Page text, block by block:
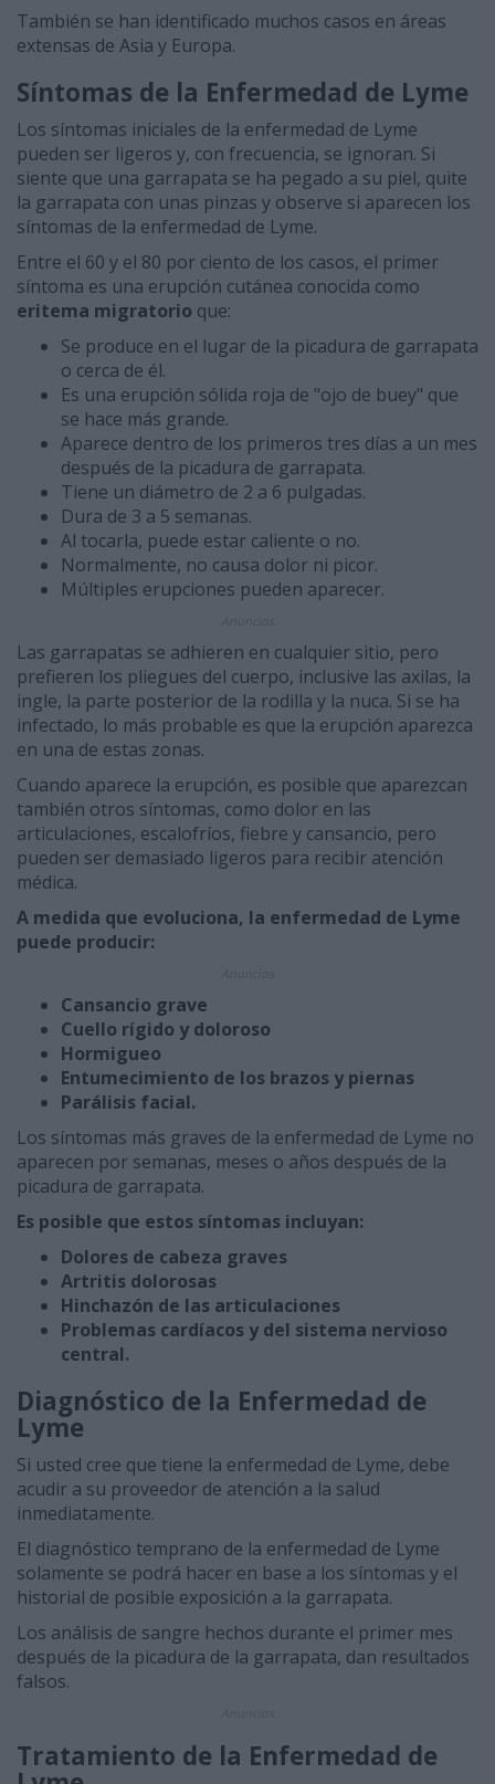
También se han identificado muchos casos en áreas
extensas de Asia y Europa.
Síntomas de la Enfermedad de Lyme
Los síntomas iniciales de la enfermedad de Lyme
pueden ser ligeros y, con frecuencia, se ignoran. Si
siente que una garrapata se ha pegado a su piel, quite
la garrapata con unas pinzas y observe si aparecen los
síntomas de la enfermedad de Lyme.
Entre el 60 y el 80 por ciento de los casos, el primer
síntoma es una erupción cutánea conocida como
eritema migratorio que:
Se produce en el lugar de la picadura de garrapata
o cerca de él.
Es una erupción sólida roja de "ojo de buey" que
se hace más grande.
Aparece dentro de los primeros tres días a un mes
después de la picadura de garrapata.
Tiene un diámetro de 2 a 6 pulgadas.
Dura de 3 a 5 semanas.
Al tocarla, puede estar caliente o no.
Normalmente, no causa dolor ni picor.
Múltiples erupciones pueden aparecer.
Las garrapatas se adhieren en cualquier sitio, pero
prefieren los pliegues del cuerpo, inclusive las axilas, la
ingle, la parte posterior de la rodilla y la nuca. Si se ha
infectado, lo más probable es que la erupción aparezca
en una de estas zonas.
Cuando aparece la erupción, es posible que aparezcan
también otros síntomas, como dolor en las
articulaciones, escalofríos, fiebre y cansancio, pero
pueden ser demasiado ligeros para recibir atención
médica.
A medida que evoluciona, la enfermedad de Lyme
puede producir:
Cansancio grave
Cuello rígido y doloroso
Hormigueo
Entumecimiento de los brazos y piernas
Parálisis facial.
Los síntomas más graves de la enfermedad de Lyme no
aparecen por semanas, meses o años después de la
picadura de garrapata.
Es posible que estos síntomas incluyan:
Dolores de cabeza graves
Artritis dolorosas
Hinchazón de las articulaciones
Problemas cardíacos y del sistema nervioso
central.
Diagnóstico de la Enfermedad de
Lyme
Si usted cree que tiene la enfermedad de Lyme, debe
acudir a su proveedor de atención a la salud
inmediatamente.
El diagnóstico temprano de la enfermedad de Lyme
solamente se podrá hacer en base a los síntomas y el
historial de posible exposición a la garrapata.
Los análisis de sangre hechos durante el primer mes
después de la picadura de la garrapata, dan resultados
falsos.
Tratamiento de la Enfermedad de